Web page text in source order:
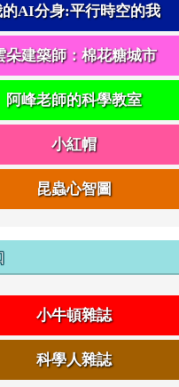
的AI分身:平行時空的我
朵建築師：棉花糖城市
阿峰老師的科學教室
小紅帽
昆蟲心智圖
小牛頓雜誌
科學人雜誌